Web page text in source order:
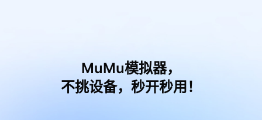
MuMu模拟器，
不挑设备，秒开秒用！